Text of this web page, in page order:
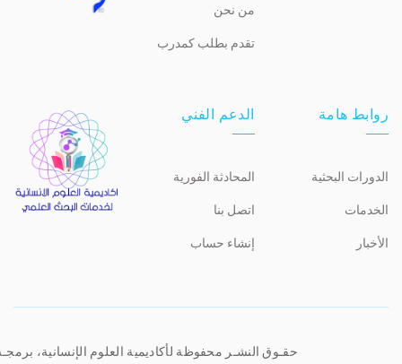
من نحن
تقدم بطلب كمدرب
روابط هامة
الدورات البحثية
الخدمات
الأخبار
الدعم الفني
المحادثة الفورية
اتصل بنا
إنشاء حساب
حقـوق النشـر محفوظة لأكاديمية العلوم الإنسانية،